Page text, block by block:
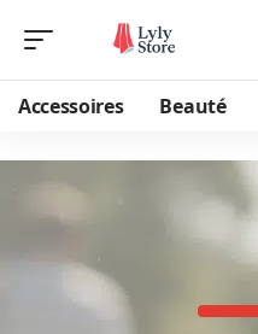
Accessoires Beauté